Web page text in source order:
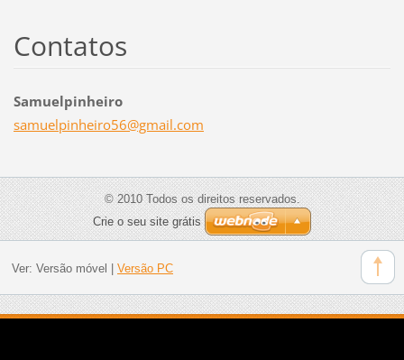
Contatos
Samuelpinheiro
samuelpinheiro56@gmail.com
© 2010 Todos os direitos reservados.
Crie o seu site grátis
Ver: Versão móvel Versão PC